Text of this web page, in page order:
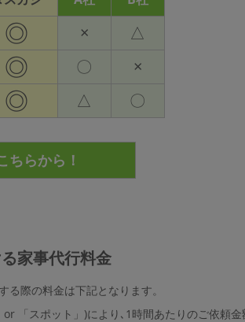
◎ × △
◎ 〇 ×
◎ △ 〇
家事代行料金
る際の料金は下記となります。
「スポット」)により､1時間あたりのご依頼金